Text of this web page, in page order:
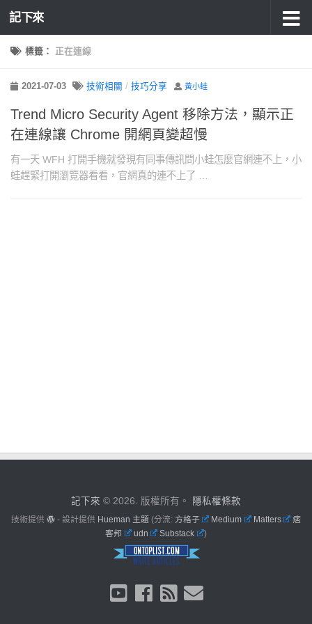
記下來
標籤： 正在連線
2021-07-03 技術相關 / 技巧分享 黃小蛙
Trend Micro Security Agent 移除方法，顯示正
在連線讓 Chrome 開網頁變超慢
有一天 WFH 打開手機就發現有同事傳訊問小蛙怎麼官網連不上，小
蛙趕緊打開瀏覽器看看，官網真的連不上了 …
記下來 © 2026. 版權所有。 隱私權條款
技術提供 - 設計提供 Hueman 主題 (分流: 方格子 Medium Matters
痞
客邦
udn Substack )